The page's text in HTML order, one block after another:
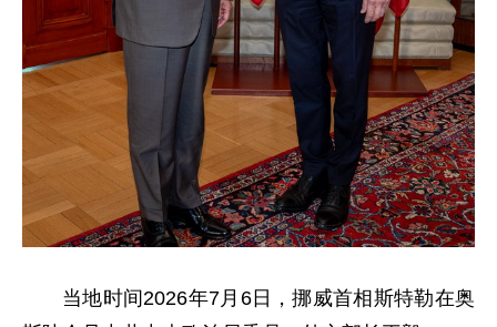
当地时间2026年7月6日，挪威首相斯特勒在奥